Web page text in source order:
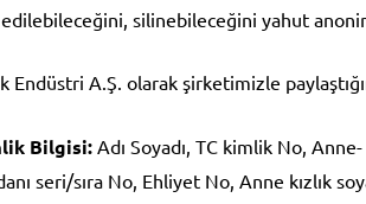
silinebileceğini yahut
Endüstri A.Ş. olarak şirketimizle
Bilgisi: Adı Soyadı, TC kimlik No,
seri/sıra No, Ehliyet No, Anne kızlık